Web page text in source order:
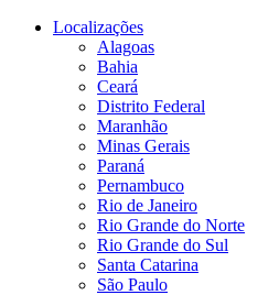
Localizações
Alagoas
Bahia
Ceará
Distrito Federal
Maranhão
Minas Gerais
Paraná
Pernambuco
Rio de Janeiro
Rio Grande do Norte
Rio Grande do Sul
Santa Catarina
São Paulo